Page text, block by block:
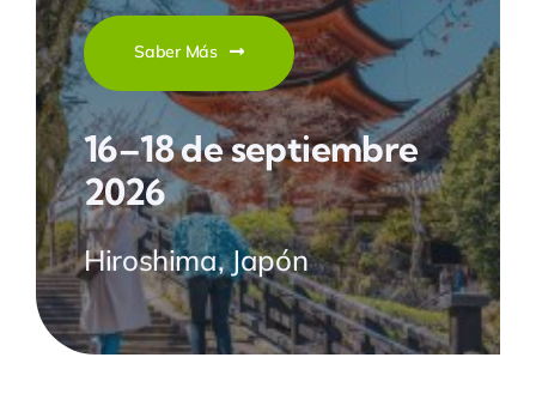
Saber Más
16–18 de septiembre
2026
Hiroshima, Japón